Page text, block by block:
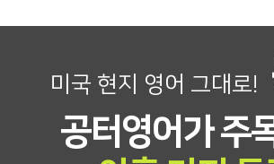
미국 현지 영어 그대로!
공터영어가 주